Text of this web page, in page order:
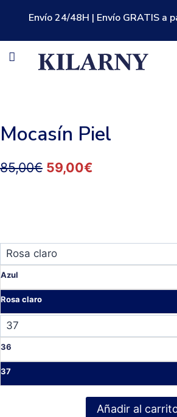
Envío 24/48H | Envío GRATIS a
Mocasín Piel
85,00€ 59,00€
Azul
Rosa claro
36
37
Añadir al